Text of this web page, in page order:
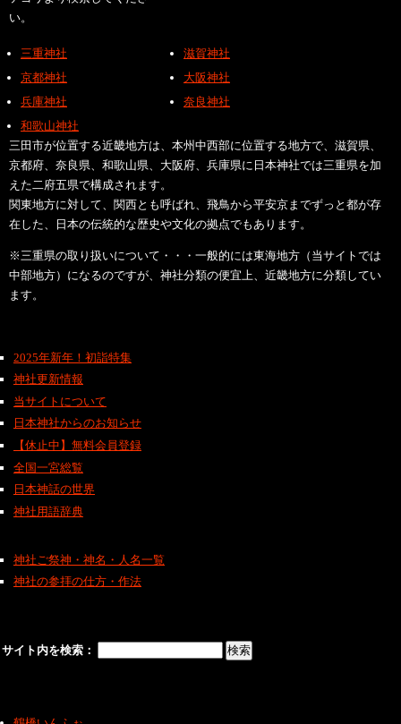
い。
三重神社
滋賀神社
京都神社
大阪神社
兵庫神社
奈良神社
和歌山神社
三田市が位置する近畿地方は、本州中西部に位置する地方で、滋賀県、
京都府、奈良県、和歌山県、大阪府、兵庫県に日本神社では三重県を加
えた二府五県で構成されます。
関東地方に対して、関西とも呼ばれ、飛鳥から平安京までずっと都が存
在した、日本の伝統的な歴史や文化の拠点でもあります。
※三重県の取り扱いについて・・・一般的には東海地方（当サイトでは
中部地方）になるのですが、神社分類の便宜上、近畿地方に分類してい
ます。
2025年新年！初詣特集
神社更新情報
当サイトについて
日本神社からのお知らせ
【休止中】無料会員登録
全国一宮総覧
日本神話の世界
神社用語辞典
神社ご祭神・神名・人名一覧
神社の参拝の仕方・作法
サイト内を検索：